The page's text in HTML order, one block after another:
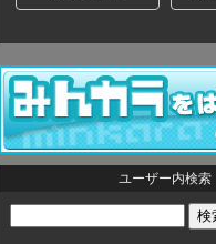
ユーザー内検索